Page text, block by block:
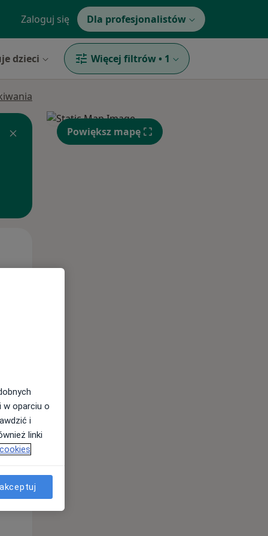
Zaloguj się Dla profesjonalistów
dzieci Więcej filtrów • 1
Śr,
Powiększ mapę
w oparciu o
i
linki